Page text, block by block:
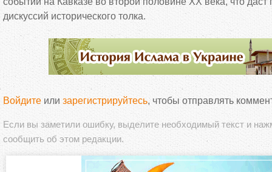
дискуссий исторического толка.
Войдите или зарегистрируйтесь, чтобы отправлять
Если вы заметили ошибку, выделите необходимый текст и
сообщить об этом редакции.